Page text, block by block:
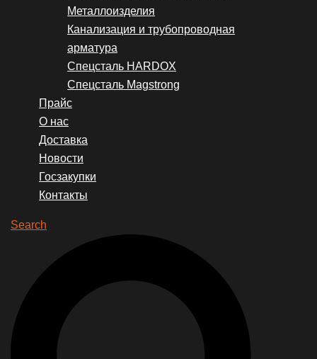
Металлоизделия
Канализация и трубопроводная
арматура
Спецсталь HARDOX
Спецсталь Magstrong
Прайс
О нас
Доставка
Новости
Госзакупки
Контакты
Search